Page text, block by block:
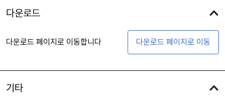
다운로드
다운로드 페이지로 이동합니다 다운로드 페이지로 이동
기타